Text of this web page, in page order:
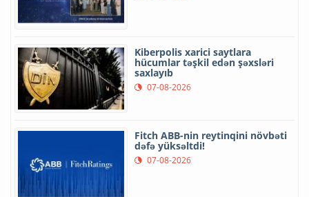
Kiberpolis xarici saytlara
hücumlar təşkil edən şəxsləri
saxlayıb
07-08-2026
Fitch ABB-nin reytinqini növbəti
dəfə yüksəltdi!
07-08-2026